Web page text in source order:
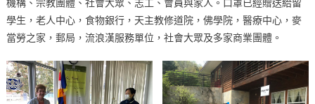
機構、宗教團體、社會大眾、志工、會員與家人。口罩已經贈送給留
學生，老人中心，食物銀行，天主教修道院，佛學院，醫療中心，麥
當勞之家，郵局，流浪漢服務單位，社會大眾及多家商業團體。